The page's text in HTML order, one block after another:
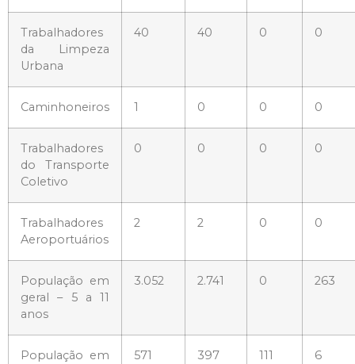
Trabalhadores
da Limpeza
Urbana
40 40 0 0
Caminhoneiros 1 0 0 0
Trabalhadores
do Transporte
Coletivo
0 0 0 0
Trabalhadores
Aeroportuários
2 2 0 0
População em
geral – 5 a 11
anos
3.052 2.741 0 263
População em
571 397 111 6